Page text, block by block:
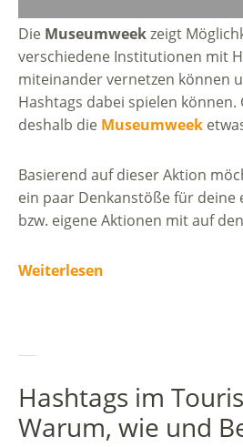
Die Museumweekzeigt
verschiedene Institutionen mit
miteinander vernetzen können
Hashtags dabei spielen
deshalb die Museumweek
Basierend auf dieser Aktion
ein paar Denkanstöße für deine
bzw. eigene Aktionen mit auf
Weiterlesen
Hashtags im
Warum, wie und